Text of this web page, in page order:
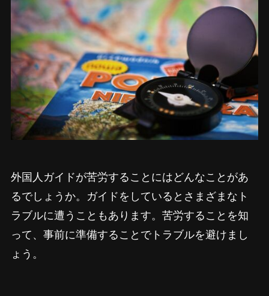
外国人ガイドが苦労することにはどんなことがあ
るでしょうか。ガイドをしているとさまざまなト
ラブルに遭うこともあります。苦労することを知
って、事前に準備することでトラブルを避けまし
ょう。